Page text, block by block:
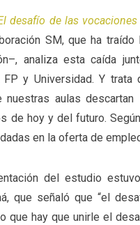
desafío de las vocaciones
SM, que ha
analiza esta caída
FP y Universidad. Y
nuestras aulas
de hoy y del futuro.
en la oferta de
del estudio
que señaló que “el
que hay que unirle el